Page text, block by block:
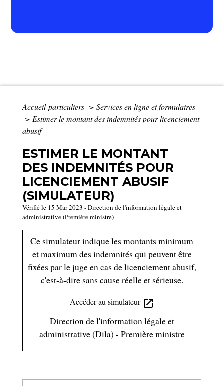
Accueil particuliers > Services en ligne et formulaires
> Estimer le montant des indemnités pour licenciement
abusif
ESTIMER LE MONTANT
DES INDEMNITÉS POUR
LICENCIEMENT ABUSIF
(SIMULATEUR)
Vérifié le 15 Mar 2023 - Direction de l'information légale et
administrative (Première ministre)
Ce simulateur indique les montants minimum
et maximum des indemnités qui peuvent être
fixées par le juge en cas de licenciement abusif,
c'est-à-dire sans cause réelle et sérieuse.
Accéder au simulateur open_in_new
Direction de l'information légale et
administrative (Dila) - Première ministre